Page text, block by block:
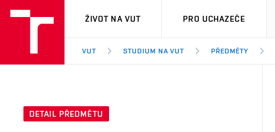
VUT
ŽIVOT NA VUT PRO UCHAZEČE
VUT STUDIUM NA VUT PŘEDMĚTY
DETAIL PŘEDMĚTU